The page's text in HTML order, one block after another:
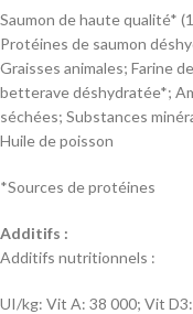
Saumon de haute qualité*
Protéines de saumon
Graisses animales; Farine
betterave déshydratée*;
séchées; Substances
Huile de poisson
*Sources de protéines
Additifs :
Additifs nutritionnels :
UI/kg: Vit A: 38 000; Vit